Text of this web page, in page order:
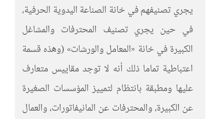
يجري تصنيفهم في خانة الصناعة اليدوية الحرفية،
في حين يجري تصنيف المحترفات والمشاغل
الكبيرة في خانة «المعامل والورشات» (وهذه قسمة
اعتباطية تماما ذلك أنه لا توجد مقاييس متعارف
عليها ومطبقة بانتظام لتمييز المؤسسات الصغيرة
عن الكبيرة، والمحترفات عن المانيفاتورات، والعمال